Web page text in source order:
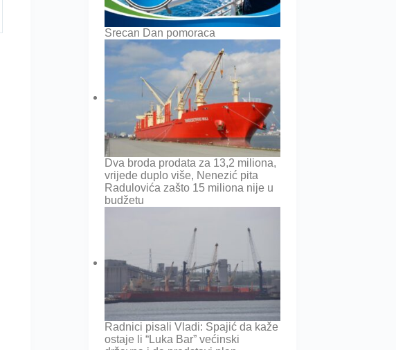
Srecan Dan pomoraca
Dva broda prodata za 13,2 miliona,
vrijede duplo više, Nenezić pita
Radulovića zašto 15 miliona nije u
budžetu
Radnici pisali Vladi: Spajić da kaže
ostaje li “Luka Bar” većinski